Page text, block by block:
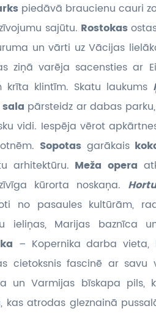
piedāvā braucienu cauri
sajūtu. Rostokas
un vārti uz Vācijas
ziņā varēja sacensties ar
krīta klintīm. Skatu laukums
sala pārsteidz ar dabas
vidi. Iespēja vērot
Sopotas garākais
arhitektūru. Meža opera
kūrorta noskaņa.
no pasaules kultūrām,
ieliņas, Marijas baznīca
– Kopernika darba vieta,
cietoksnis fascinē ar savu
un Varmijas bīskapa pils,
, kas atrodas gleznainā